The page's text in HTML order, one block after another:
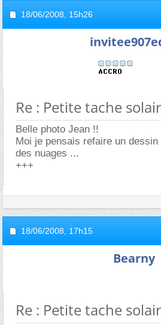
18/06/2008, 15h26
Re : Petite tache
Belle photo Jean !!
Moi je pensais refaire un
des nuages ...
+++
18/06/2008, 17h15
Bearny
Re : Petite tache